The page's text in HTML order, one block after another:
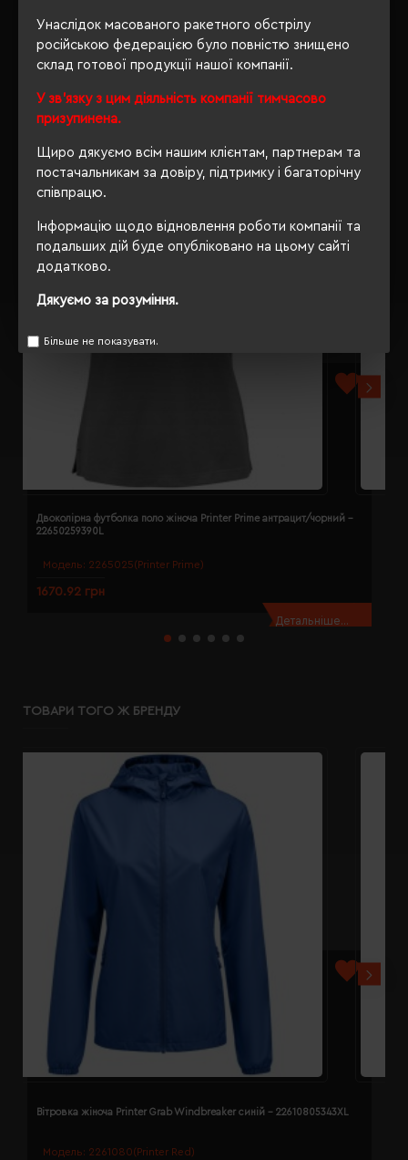
Унаслідок масованого ракетного обстрілу
російською федерацією було повністю знищено
склад готової продукції нашої компанії.
У зв'язку з цим діяльність компанії тимчасово
призупинена.
Щиро дякуємо всім нашим клієнтам, партнерам та
постачальникам за довіру, підтримку і багаторічну
співпрацю.
Інформацію щодо відновлення роботи компанії та
подальших дій буде опубліковано на цьому сайті
додатково.
Дякуємо за розуміння.
Більше не показувати.
ВІДГУКИ
РЕКОМЕНДУЄМО
Модель: 2265025(Printer Prime)
Двоколірна футболка поло жіноча Printer Prime антрацит/чорний -
22650259390L
1670.92 грн
Детальніше...
ТОВАРИ ТОГО Ж БРЕНДУ
Модель: 2261080(Printer Red)
Вітровка жіноча Printer Grab Windbreaker синій - 22610805343XL